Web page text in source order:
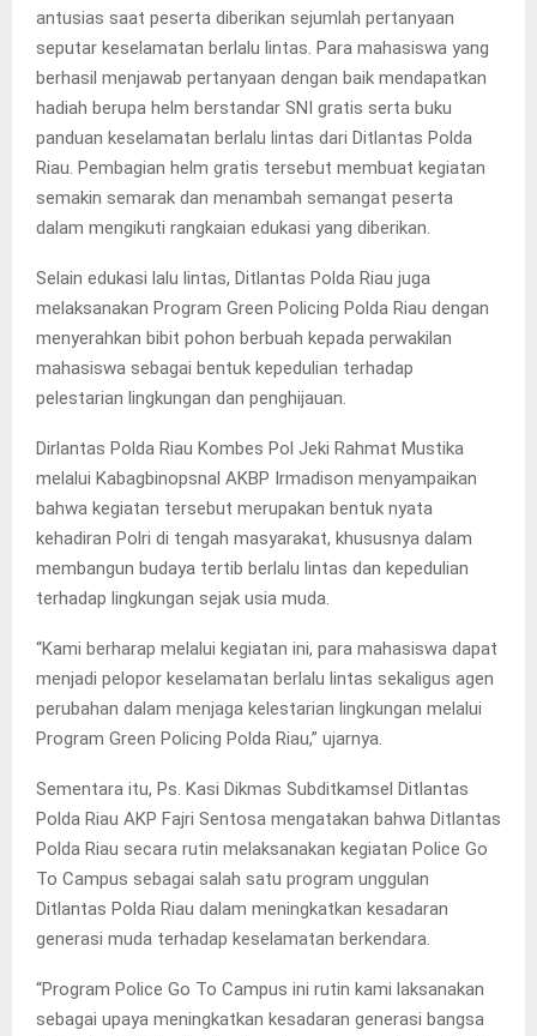
antusias saat peserta diberikan sejumlah pertanyaan
seputar keselamatan berlalu lintas. Para mahasiswa yang
berhasil menjawab pertanyaan dengan baik mendapatkan
hadiah berupa helm berstandar SNI gratis serta buku
panduan keselamatan berlalu lintas dari Ditlantas Polda
Riau. Pembagian helm gratis tersebut membuat kegiatan
semakin semarak dan menambah semangat peserta
dalam mengikuti rangkaian edukasi yang diberikan.
Selain edukasi lalu lintas, Ditlantas Polda Riau juga
melaksanakan Program Green Policing Polda Riau dengan
menyerahkan bibit pohon berbuah kepada perwakilan
mahasiswa sebagai bentuk kepedulian terhadap
pelestarian lingkungan dan penghijauan.
Dirlantas Polda Riau Kombes Pol Jeki Rahmat Mustika
melalui Kabagbinopsnal AKBP Irmadison menyampaikan
bahwa kegiatan tersebut merupakan bentuk nyata
kehadiran Polri di tengah masyarakat, khususnya dalam
membangun budaya tertib berlalu lintas dan kepedulian
terhadap lingkungan sejak usia muda.
“Kami berharap melalui kegiatan ini, para mahasiswa dapat
menjadi pelopor keselamatan berlalu lintas sekaligus agen
perubahan dalam menjaga kelestarian lingkungan melalui
Program Green Policing Polda Riau,” ujarnya.
Sementara itu, Ps. Kasi Dikmas Subditkamsel Ditlantas
Polda Riau AKP Fajri Sentosa mengatakan bahwa Ditlantas
Polda Riau secara rutin melaksanakan kegiatan Police Go
To Campus sebagai salah satu program unggulan
Ditlantas Polda Riau dalam meningkatkan kesadaran
generasi muda terhadap keselamatan berkendara.
“Program Police Go To Campus ini rutin kami laksanakan
sebagai upaya meningkatkan kesadaran generasi bangsa